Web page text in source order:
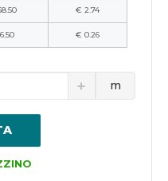
€ 2.74
€ 0.26
m